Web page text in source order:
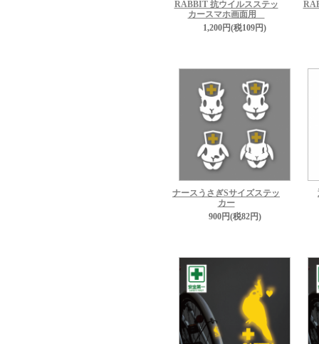
RABBIT 抗ウイルスステッ
カースマホ画面用
1,200円(税109円)
ナースうさぎSサイズステッ
カー
900円(税82円)